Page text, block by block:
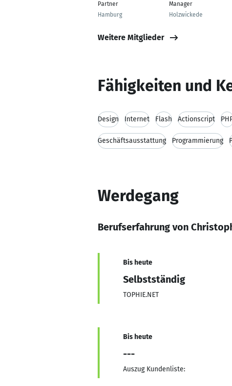
Partner
Hamburg
Manager
Holzwickede
Weitere Mitglieder
Fähigkeiten und
Design Internet Flash Actionscript
Geschäftsausstattung Programmierung
Werdegang
Berufserfahrung von
Bis heute
Selbstständig
TOPHIE.NET
Bis heute
---
Auszug Kundenliste: